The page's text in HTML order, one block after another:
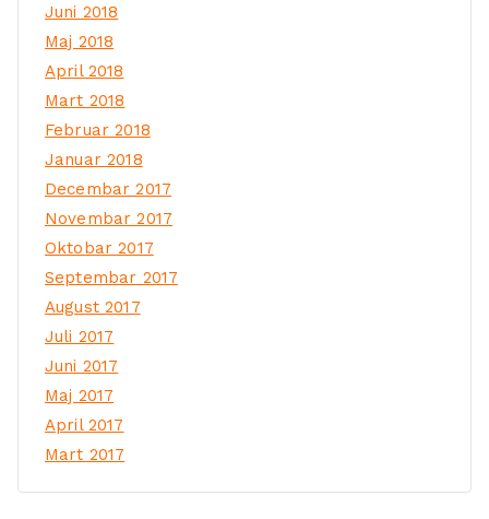
Juni 2018
Maj 2018
April 2018
Mart 2018
Februar 2018
Januar 2018
Decembar 2017
Novembar 2017
Oktobar 2017
Septembar 2017
August 2017
Juli 2017
Juni 2017
Maj 2017
April 2017
Mart 2017